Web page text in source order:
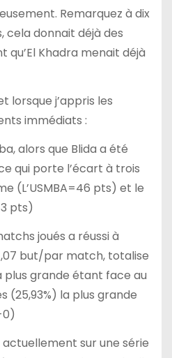
Remarquez à dix
donnait déjà des
qu’El Khadra menait déjà
lorsque j’appris les
immédiats :
alors que Blida a été
qui porte l’écart à trois
(L’USMBA=46 pts) et le
pts)
joués a réussi à
but/par match, totalise
plus grande étant face au
(25,93%) la plus grande
0)
actuellement sur une série